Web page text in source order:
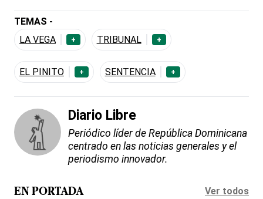
TEMAS -
LA VEGA
+ TRIBUNAL +
EL PINITO + SENTENCIA +
Diario Libre
Periódico líder de República Dominicana
centrado en las noticias generales y el
periodismo innovador.
EN PORTADA Ver todos